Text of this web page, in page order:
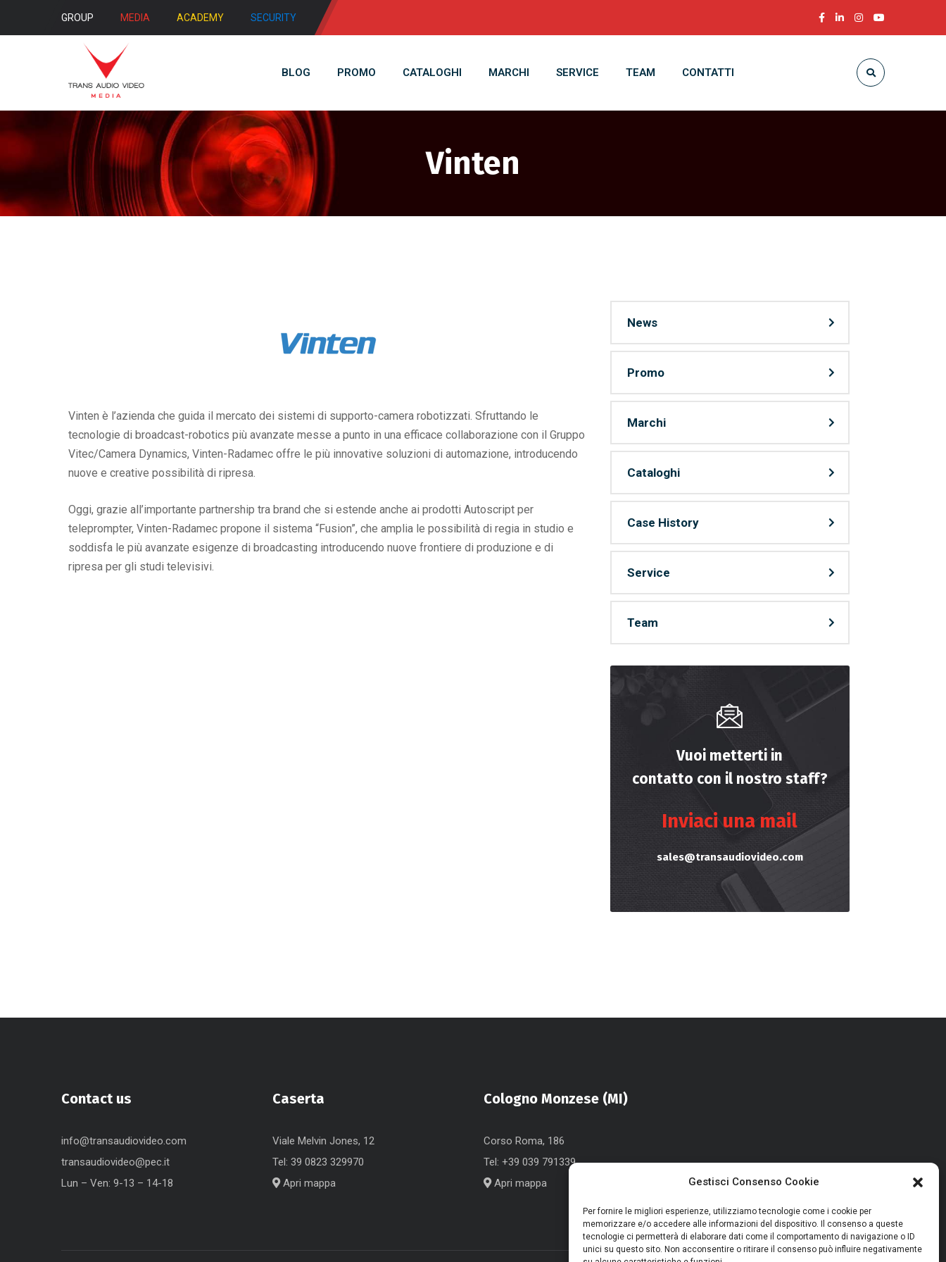
Gestisci Consenso Cookie
Per fornire le migliori esperienze, utilizziamo tecnologie come i cookie per
memorizzare e/o accedere alle informazioni del dispositivo. Il consenso a queste
tecnologie ci permetterà di elaborare dati come il comportamento di navigazione o ID
unici su questo sito. Non acconsentire o ritirare il consenso può influire negativamente
GROUP MEDIA ACADEMY SECURITY
BLOG PROMO CATALOGHI MARCHI SERVICE TEAM CONTATTI
Vinten
Vinten è l’azienda che guida il mercato dei sistemi di supporto-camera robotizzati. Sfruttando le
tecnologie di broadcast-robotics più avanzate messe a punto in una efficace collaborazione con il Gruppo
Vitec/Camera Dynamics, Vinten-Radamec offre le più innovative soluzioni di automazione, introducendo
nuove e creative possibilità di ripresa.
Oggi, grazie all’importante partnership tra brand che si estende anche ai prodotti Autoscript per
teleprompter, Vinten-Radamec propone il sistema “Fusion”, che amplia le possibilità di regia in studio e
soddisfa le più avanzate esigenze di broadcasting introducendo nuove frontiere di produzione e di
ripresa per gli studi televisivi.
News
Promo
Marchi
Cataloghi
Case History
Service
Team
Vuoi metterti in
contatto con il nostro staff?
Inviaci una mail
sales@transaudiovideo.com
Contact us
info@transaudiovideo.com
transaudiovideo@pec.it
Lun – Ven: 9-13 – 14-18
Caserta
Viale Melvin Jones, 12
Tel: 39 0823 329970
Apri mappa
Cologno Monzese (MI)
Corso Roma, 186
Tel: +39 039 791339
Apri mappa